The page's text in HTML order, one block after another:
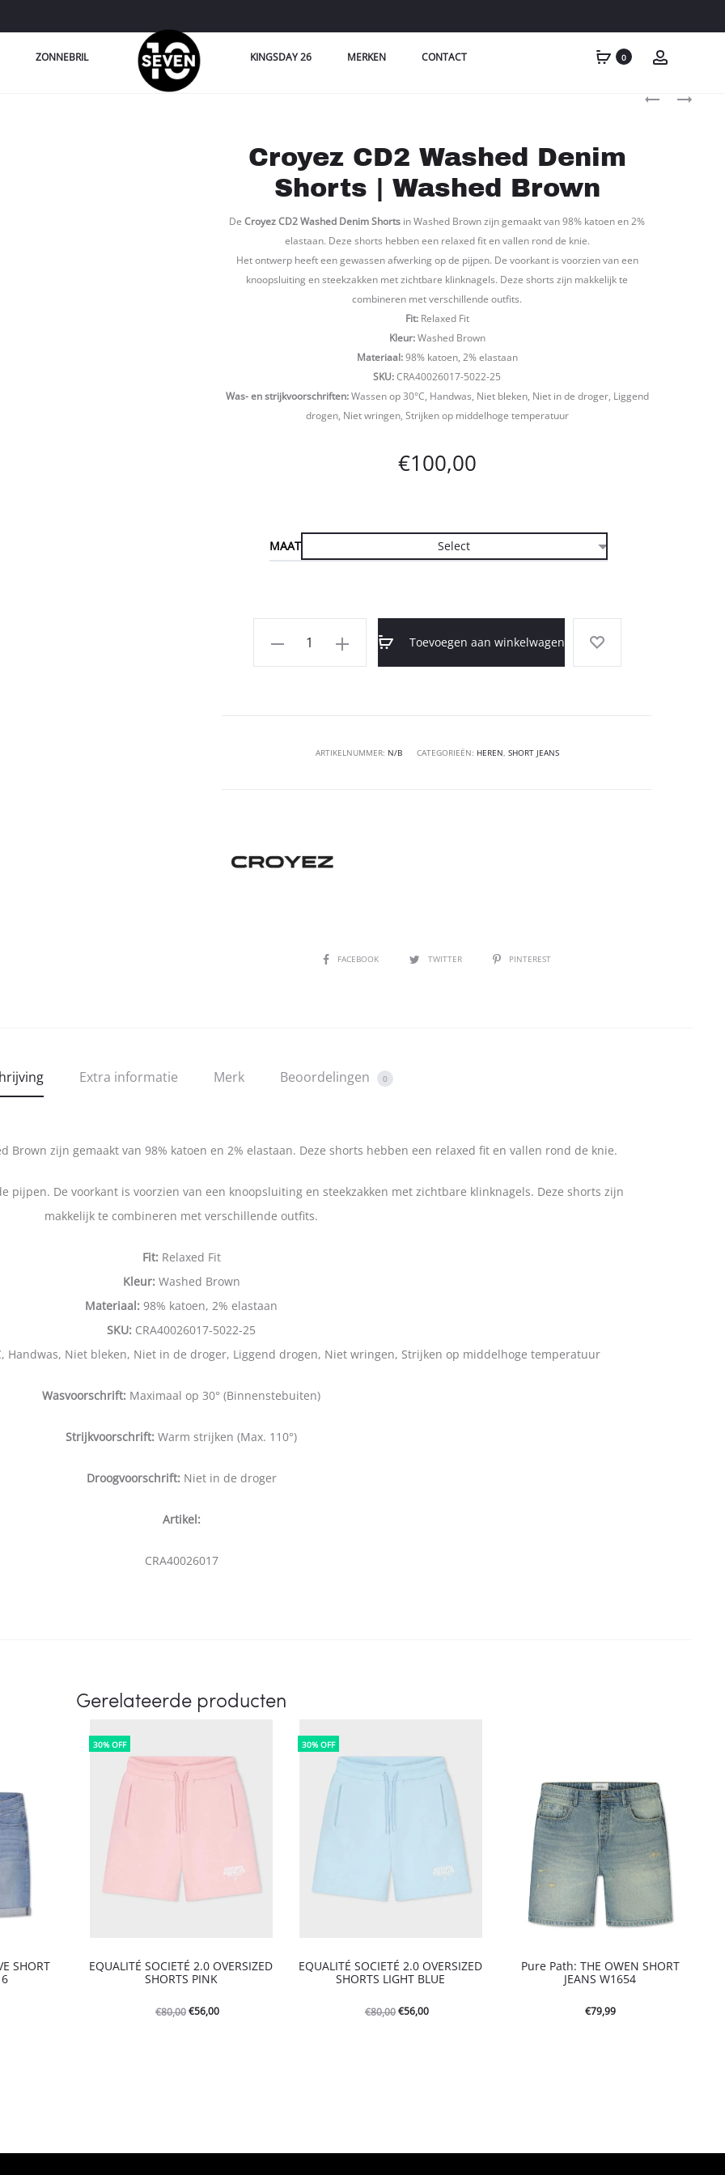
ZONNEBRIL KINGSDAY 26 MERKEN CONTACT 0
EQUALITÉ
Croyez CD2 Washed Denim
Shorts | Washed Brown
De Croyez CD2 Washed Denim Shorts in Washed Brown zijn gemaakt van 98% katoen en 2%
elastaan. Deze shorts hebben een relaxed fit en vallen rond de knie.
Het ontwerp heeft een gewassen afwerking op de pijpen. De voorkant is voorzien van een
knoopsluiting en steekzakken met zichtbare klinknagels. Deze shorts zijn makkelijk te
combineren met verschillende outfits.
Fit:Relaxed Fit
Kleur:Washed Brown
Materiaal:98% katoen, 2% elastaan
SKU:CRA40026017-5022-25
Was- en strijkvoorschriften:Wassen op 30°C, Handwas, Niet bleken, Niet in de droger, Liggend
drogen, Niet wringen, Strijken op middelhoge temperatuur
€100,00
MAAT
Toevoegen aan winkelwagen
ARTIKELNUMMER: N/B CATEGORIEËN: HEREN, SHORT JEANS
SHAREFACEBOOK TWITTER PINTEREST
Extra informatie Merk Beoordelingen 0
Brown zijn gemaakt van 98% katoen en 2% elastaan. Deze shorts hebben een relaxed fit en vallen rond de knie.
pijpen. De voorkant is voorzien van een knoopsluiting en steekzakken met zichtbare klinknagels. Deze shorts zijn
makkelijk te combineren met verschillende outfits.
Fit: Relaxed Fit
Kleur: Washed Brown
Materiaal: 98% katoen, 2% elastaan
SKU: CRA40026017-5022-25
Handwas, Niet bleken, Niet in de droger, Liggend drogen, Niet wringen, Strijken op middelhoge temperatuur
Wasvoorschrift: Maximaal op 30° (Binnenstebuiten)
Strijkvoorschrift: Warm strijken (Max. 110°)
Droogvoorschrift: Niet in de droger
Artikel:
CRA40026017
Gerelateerde producten
SHORT
30% OFF
EQUALITÉ SOCIETÉ 2.0 OVERSIZED
SHORTS PINK
€80,00Oorspronkelijke
€56,00Huidige
30% OFF
EQUALITÉ SOCIETÉ 2.0 OVERSIZED
SHORTS LIGHT BLUE
€80,00Oorspronkelijke
€56,00Huidige
Pure Path: THE OWEN SHORT
JEANS W1654
€79,99